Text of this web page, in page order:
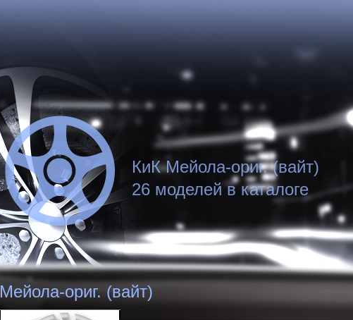
КиК Мейола-ориг. (вайт)
26 моделей в каталоге
Мейола-ориг. (вайт)